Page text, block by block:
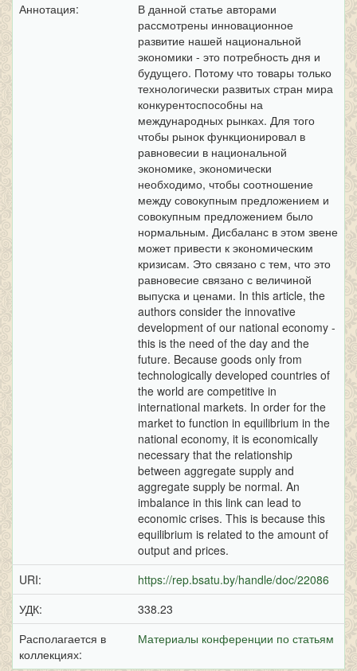
Аннотация:
В данной статье авторами
рассмотрены инновационное
развитие нашей национальной
экономики - это потребность дня и
будущего. Потому что товары только
технологически развитых стран мира
конкурентоспособны на
международных рынках. Для того
чтобы рынок функционировал в
равновесии в национальной
экономике, экономически
необходимо, чтобы соотношение
между совокупным предложением и
совокупным предложением было
нормальным. Дисбаланс в этом звене
может привести к экономическим
кризисам. Это связано с тем, что это
равновесие связано с величиной
выпуска и ценами. In this article, the
authors consider the innovative
development of our national economy -
this is the need of the day and the
future. Because goods only from
technologically developed countries of
the world are competitive in
international markets. In order for the
market to function in equilibrium in the
national economy, it is economically
necessary that the relationship
between aggregate supply and
aggregate supply be normal. An
imbalance in this link can lead to
economic crises. This is because this
equilibrium is related to the amount of
output and prices.
URI:
https://rep.bsatu.by/handle/doc/22086
УДК:
338.23
Располагается в
коллекциях:
Материалы конференции по статьям